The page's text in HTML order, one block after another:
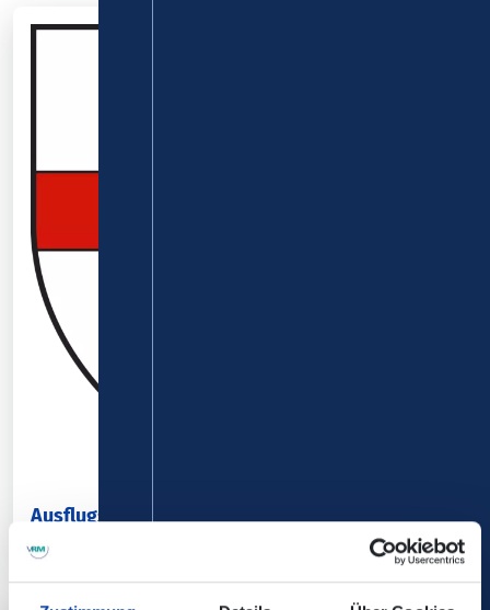
Ausflugsziele der Stadt Koblenz